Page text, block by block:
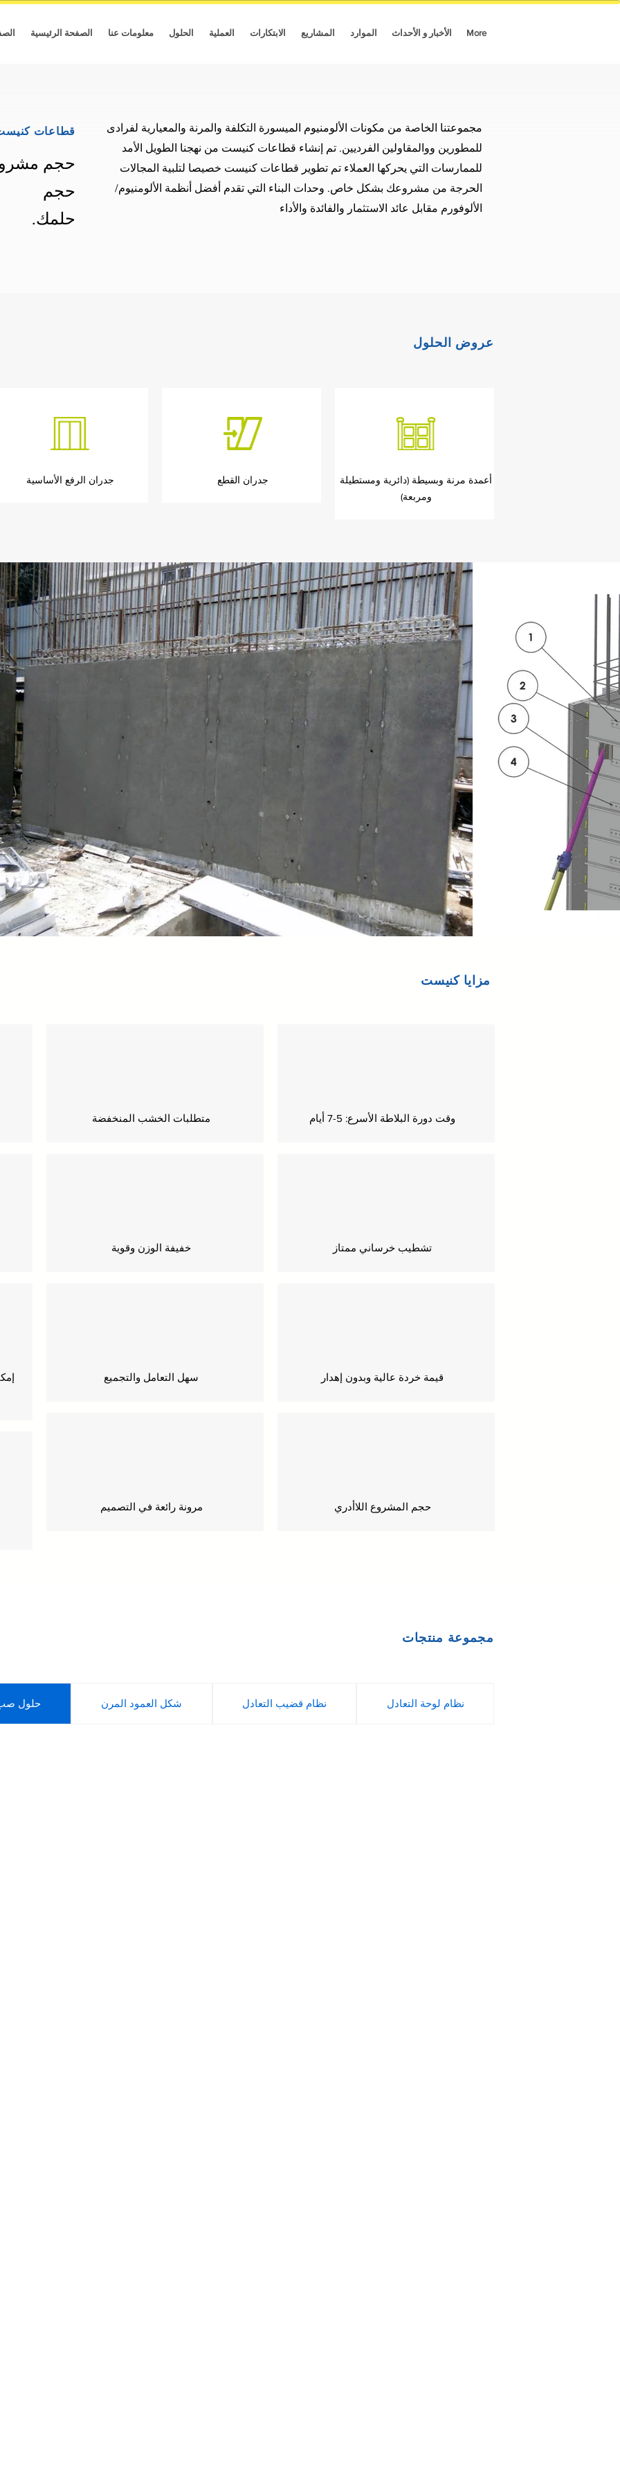
الصفحة الرئيسية معلومات عنا الحلول العملية الابتكارات المشاريع الموارد الأخبار و الأحداث More
قطاعات
حجم
حجم
.حلمك
مجموعتنا الخاصة من مكونات الألومنيوم الميسورة التكلفة والمرنة والمعيارية لفرادى
للمطورين ووالمقاولين الفرديين. تم إنشاء قطاعات كنيست من نهجنا الطويل الأمد
للممارسات التي يحركها العملاء تم تطوير قطاعات كنيست خصيصا لتلبية المجالات
الحرجة من مشروعك بشكل خاص. وحدات البناء التي تقدم أفضل أنظمة الألومنيوم/
الألوفورم مقابل عائد الاستثمار والفائدة والأداء
عروض الحلول
جدران الرفع الأساسية جدران القطع
أعمدة مرنة وبسيطة (دائرية ومستطيلة
ومربعة)
مزايا كنيست
متطلبات الخشب المنخفضة
خفيفة الوزن وقوية
سهل التعامل والتجميع
مرونة رائعة في التصميم
وقت دورة البلاطة الأسرع: 5-7 أيام
تشطيب خرساني ممتاز
قيمة خردة عالية وبدون إهدار
حجم المشروع اللاأدري
مجموعة منتجات
حلول صب شكل العمود المرن نظام قضيب التعادل نظام لوحة التعادل